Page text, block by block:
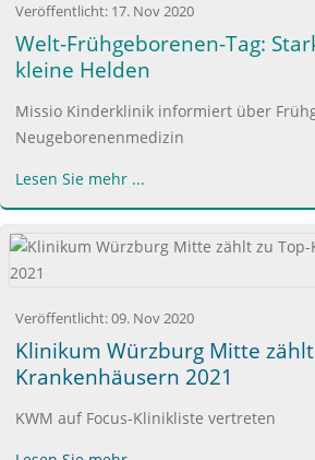
Veröffentlicht: 17. Nov 2020
Welt-Frühgeborenen-Tag:
kleine Helden
Missio Kinderklinik informiert über
Neugeborenenmedizin
Lesen Sie mehr ...
Veröffentlicht:09. Nov 2020
Klinikum Würzburg Mitte
Krankenhäusern 2021
KWM auf Focus-Klinikliste vertreten